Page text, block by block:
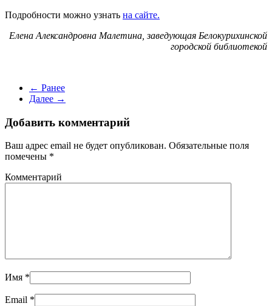
Подробности можно узнать на сайте.
Елена Александровна Малетина, заведующая Белокурихинской
городской библиотекой
← Ранее
Далее →
Добавить комментарий
Ваш адрес email не будет опубликован. Обязательные поля
помечены *
Комментарий
Имя *
Email *